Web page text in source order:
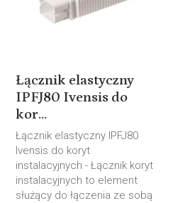
Łącznik elastyczny
IPFJ80 Ivensis do
kor...
Łącznik elastyczny IPFJ80
Ivensis do koryt
instalacyjnych - Łącznik koryt
instalacyjnych to element
służący do łączenia ze sobą